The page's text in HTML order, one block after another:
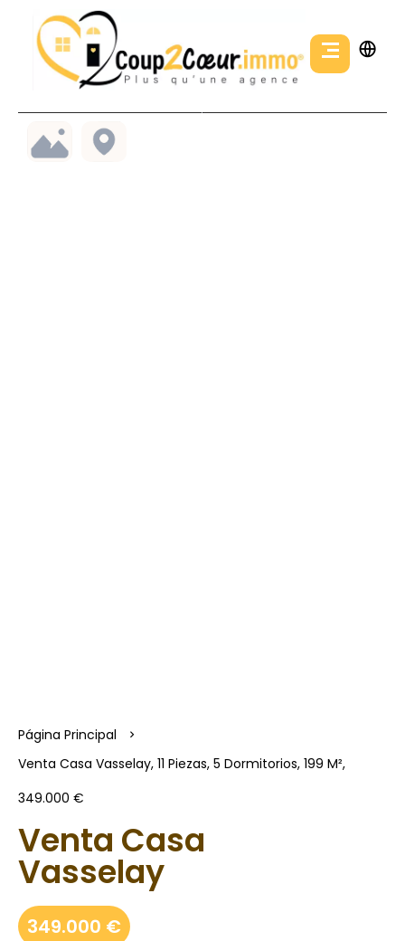
Página Principal
Venta Casa Vasselay, 11 Piezas, 5 Dormitorios, 199 M²,
349.000 €
Venta Casa
Vasselay
349.000 €